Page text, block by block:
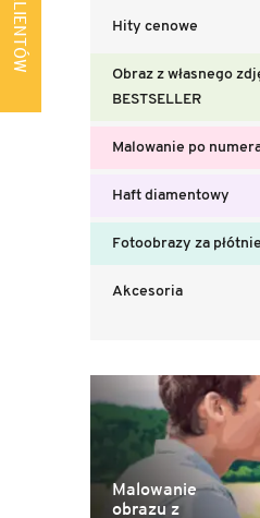
Hity cenowe
Obraz z własnego
BESTSELLER
Malowanie po
Haft diamentowy
Fotoobrazy za płótnie
Akcesoria
Malowanie
obrazu z